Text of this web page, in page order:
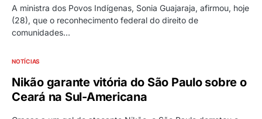
A ministra dos Povos Indígenas, Sonia Guajaraja, afirmou, hoje
(28), que o reconhecimento federal do direito de
comunidades…
NOTÍCIAS
Nikão garante vitória do São Paulo sobre o
Ceará na Sul-Americana